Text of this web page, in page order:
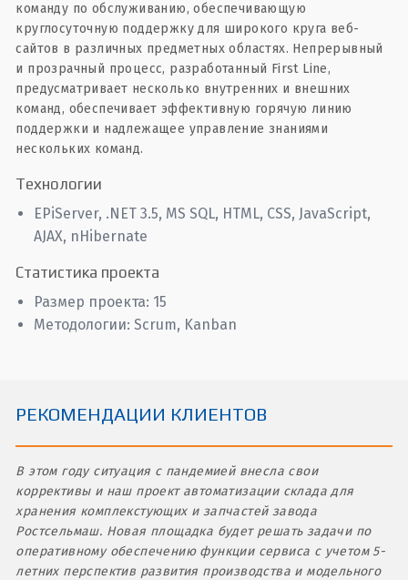
команду по обслуживанию, обеспечивающую
круглосуточную поддержку для широкого круга веб-
сайтов в различных предметных областях. Непрерывный
и прозрачный процесс, разработанный First Line,
предусматривает несколько внутренних и внешних
команд, обеспечивает эффективную горячую линию
поддержки и надлежащее управление знаниями
нескольких команд.
Технологии
EPiServer, .NET 3.5, MS SQL, HTML, CSS, JavaScript,
AJAX, nHibernate
Статистика проекта
Размер проекта: 15
Методологии: Scrum, Kanban
РЕКОМЕНДАЦИИ КЛИЕНТОВ
В этом году ситуация с пандемией внесла свои
коррективы и наш проект автоматизации склада для
хранения комплекстующих и запчастей завода
Ростсельмаш. Новая площадка будет решать задачи по
оперативному обеспечению функции сервиса с учетом 5-
летних перспектив развития производства и модельного